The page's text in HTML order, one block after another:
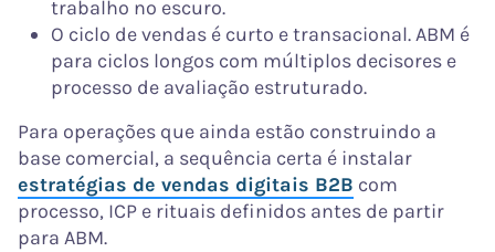
trabalho no escuro.
O ciclo de vendas é curto e transacional. ABM é
para ciclos longos com múltiplos decisores e
processo de avaliação estruturado.
Para operações que ainda estão construindo a
base comercial, a sequência certa é instalar
estratégias de vendas digitais B2B com
processo, ICP e rituais definidos antes de partir
para ABM.